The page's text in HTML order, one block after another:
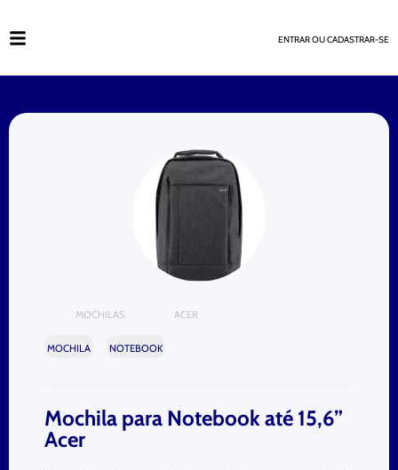
ENTRAR OU CADASTRAR-SE
MOCHILAS ACER
MOCHILA NOTEBOOK
Mochila para Notebook até 15,6”
Acer